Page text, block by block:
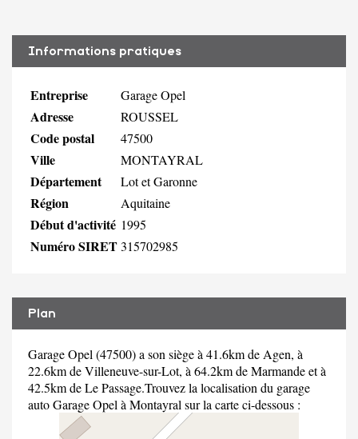
Informations pratiques
Entreprise Garage Opel
Adresse ROUSSEL
Code postal 47500
Ville MONTAYRAL
Département Lot et Garonne
Région Aquitaine
Début d'activité 1995
Numéro SIRET315702985
Plan
Garage Opel (47500) a son siège à 41.6km de Agen, à
22.6km de Villeneuve-sur-Lot, à 64.2km de Marmande et à
42.5km de Le Passage.Trouvez la localisation du garage
auto Garage Opel à Montayral sur la carte ci-dessous :